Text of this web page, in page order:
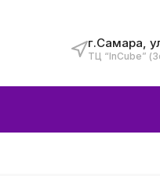
г.Самара,
ТЦ “InCube”